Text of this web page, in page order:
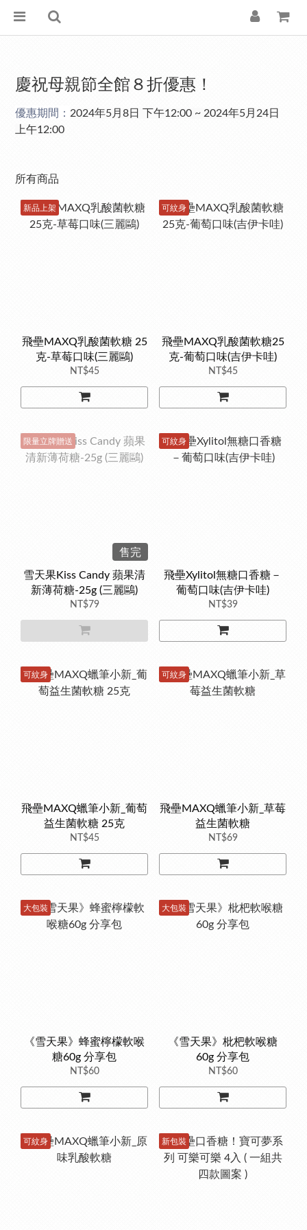
慶祝母親節全館８折優惠！
優惠期間： 2024年5月8日 下午12:00 ~ 2024年5月24日
上午12:00
所有商品
新品上架
飛壘MAXQ乳酸菌軟糖 25
克-草莓口味(三麗鷗)
NT$45
可紋身
飛壘MAXQ乳酸菌軟糖25
克-葡萄口味(吉伊卡哇)
NT$45
限量立牌贈送
售完
雪天果Kiss Candy 蘋果清
新薄荷糖-25g (三麗鷗)
NT$79
可紋身
飛壘Xylitol無糖口香糖－
葡萄口味(吉伊卡哇)
NT$39
可紋身
飛壘MAXQ蠟筆小新_葡萄
益生菌軟糖 25克
NT$45
可紋身
飛壘MAXQ蠟筆小新_草莓
益生菌軟糖
NT$69
大包裝
《雪天果》蜂蜜檸檬軟喉
糖60g 分享包
NT$60
大包裝
《雪天果》枇杷軟喉糖
60g 分享包
NT$60
可紋身 新包裝